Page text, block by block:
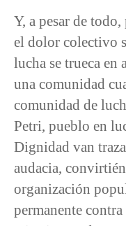
Y, a pesar de
el dolor colectivo
lucha se trueca en
una comunidad
comunidad de
Petri, pueblo en
Dignidad van
audacia,
organización
permanente